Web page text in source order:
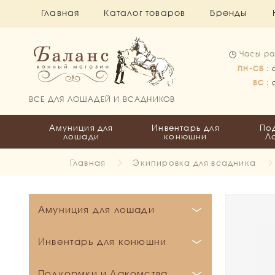
Главная Каталог товаров Бренды
ВСЕ ДЛЯ ЛОШАДЕЙ И ВСАДНИКОВ
Часы
ПН-СБ :
ВС :
Амуниция для
лошади
Инвентарь для
конюшни
Главная Экипировка для всадника
Амуниция для лошади
Инвентарь для конюшни